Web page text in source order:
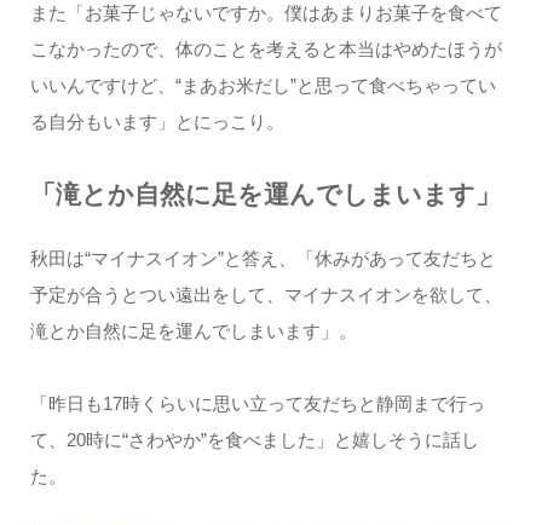
また「お菓子じゃないですか。僕はあまりお菓子を食べて
こなかったので、体のことを考えると本当はやめたほうが
いいんですけど、“まあお米だし”と思って食べちゃってい
る自分もいます」とにっこり。
「滝とか自然に足を運んでしまいます」
秋田は“マイナスイオン”と答え、「休みがあって友だちと
予定が合うとつい遠出をして、マイナスイオンを欲して、
滝とか自然に足を運んでしまいます」。
「昨日も17時くらいに思い立って友だちと静岡まで行っ
て、20時に“さわやか”を食べました」と嬉しそうに話し
た。